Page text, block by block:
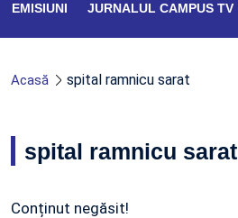
EMISIUNI JURNALUL CAMPUS TV
Acasă spital ramnicu sarat
spital ramnicu sarat
Conținut negăsit!